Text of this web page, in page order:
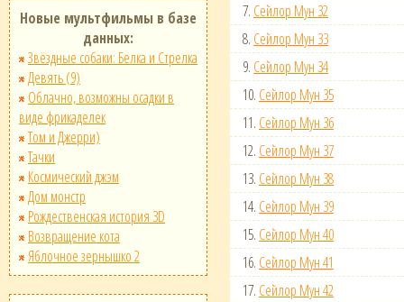
Новые мультфильмы в базе
данных:
Звёздные собаки: Белка и Стрелка
Девять (9)
Облачно, возможны осадки в
виде фрикаделек
Том и Джерри)
Тачки
Космический джэм
Дом монстр
Рождественская история 3D
Возвращение кота
Яблочное зернышко 2
7. Сейлор Мун 32
8. Сейлор Мун 33
9. Сейлор Мун 34
10. Сейлор Мун 35
11. Сейлор Мун 36
12. Сейлор Мун 37
13. Сейлор Мун 38
14. Сейлор Мун 39
15. Сейлор Мун 40
16. Сейлор Мун 41
17. Сейлор Мун 42